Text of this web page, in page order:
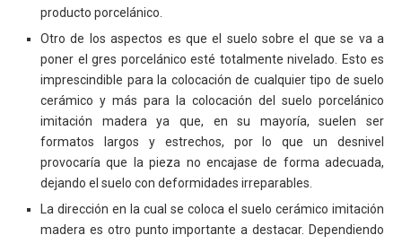
producto porcelánico.
Otro de los aspectos es que el suelo sobre el que se va a
poner el gres porcelánico esté totalmente nivelado. Esto es
imprescindible para la colocación de cualquier tipo de suelo
cerámico y más para la colocación del suelo porcelánico
imitación madera ya que, en su mayoría, suelen ser
formatos largos y estrechos, por lo que un desnivel
provocaría que la pieza no encajase de forma adecuada,
dejando el suelo con deformidades irreparables.
La dirección en la cual se coloca el suelo cerámico imitación
madera es otro punto importante a destacar. Dependiendo